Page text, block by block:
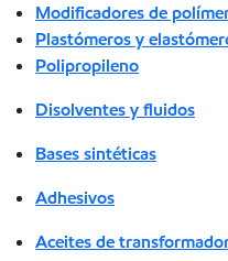
Modificadores de
Plastómeros y
Polipropileno
Disolventes y fluidos
Bases sintéticas
Adhesivos
Aceites de